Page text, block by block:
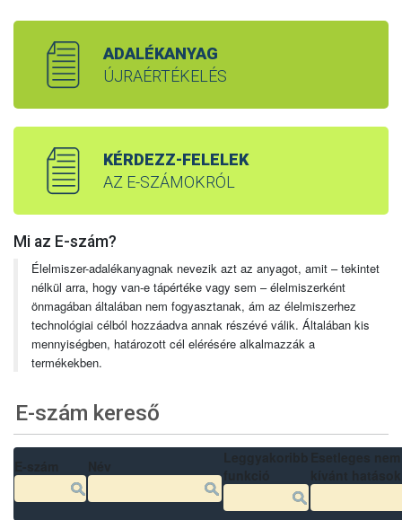
ADALÉKANYAG
ÚJRAÉRTÉKELÉS
KÉRDEZZ-FELELEK
AZ E-SZÁMOKRÓL
Mi az E-szám?
Élelmiszer-adalékanyagnak nevezik azt az anyagot, amit – tekintet
nélkül arra, hogy van-e tápértéke vagy sem – élelmiszerként
önmagában általában nem fogyasztanak, ám az élelmiszerhez
technológiai célból hozzáadva annak részévé válik. Általában kis
mennyiségben, határozott cél elérésére alkalmazzák a
termékekben.
E-szám kereső